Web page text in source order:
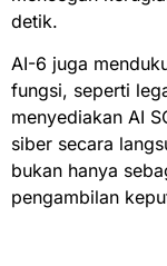
detik.
AI-6 juga
fungsi, seperti
menyediakan AI
siber secara
bukan hanya
pengambilan